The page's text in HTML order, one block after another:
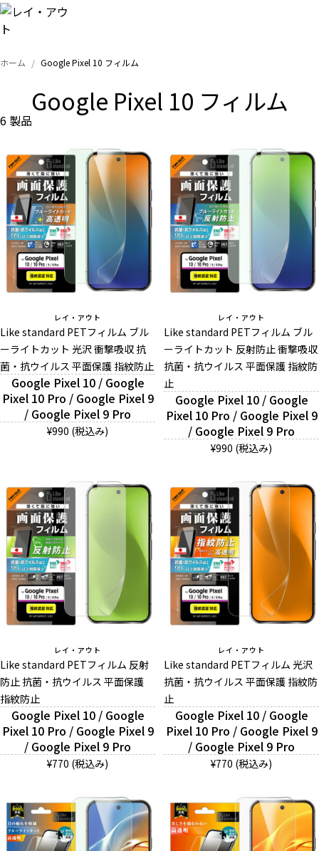
トップ
Xperia
Galaxy
AQUOS
Google
And More
スマホリング/ストラップ/他
事業内容
会社概要
お知らせ
よくある質問
お問い合わせ（一般の皆様）
お問い合わせ（企業様）
プライバシーポリシー
ホーム Google Pixel 10 フィルム
Google Pixel 10 フィルム
6 製品
レイ・アウト
Like standard PETフィルム ブル
ーライトカット 光沢 衝撃吸収 抗
菌・抗ウイルス 平面保護 指紋防止
Google Pixel 10 / Google
Pixel 10 Pro / Google Pixel 9
/ Google Pixel 9 Pro
¥990 (税込み)
レイ・アウト
Like standard PETフィルム ブル
ーライトカット 反射防止 衝撃吸収
抗菌・抗ウイルス 平面保護 指紋防
止
Google Pixel 10 / Google
Pixel 10 Pro / Google Pixel 9
/ Google Pixel 9 Pro
¥990 (税込み)
レイ・アウト
Like standard PETフィルム 反射
防止 抗菌・抗ウイルス 平面保護
指紋防止
Google Pixel 10 / Google
Pixel 10 Pro / Google Pixel 9
/ Google Pixel 9 Pro
¥770 (税込み)
レイ・アウト
Like standard PETフィルム 光沢
抗菌・抗ウイルス 平面保護 指紋防
止
Google Pixel 10 / Google
Pixel 10 Pro / Google Pixel 9
/ Google Pixel 9 Pro
¥770 (税込み)